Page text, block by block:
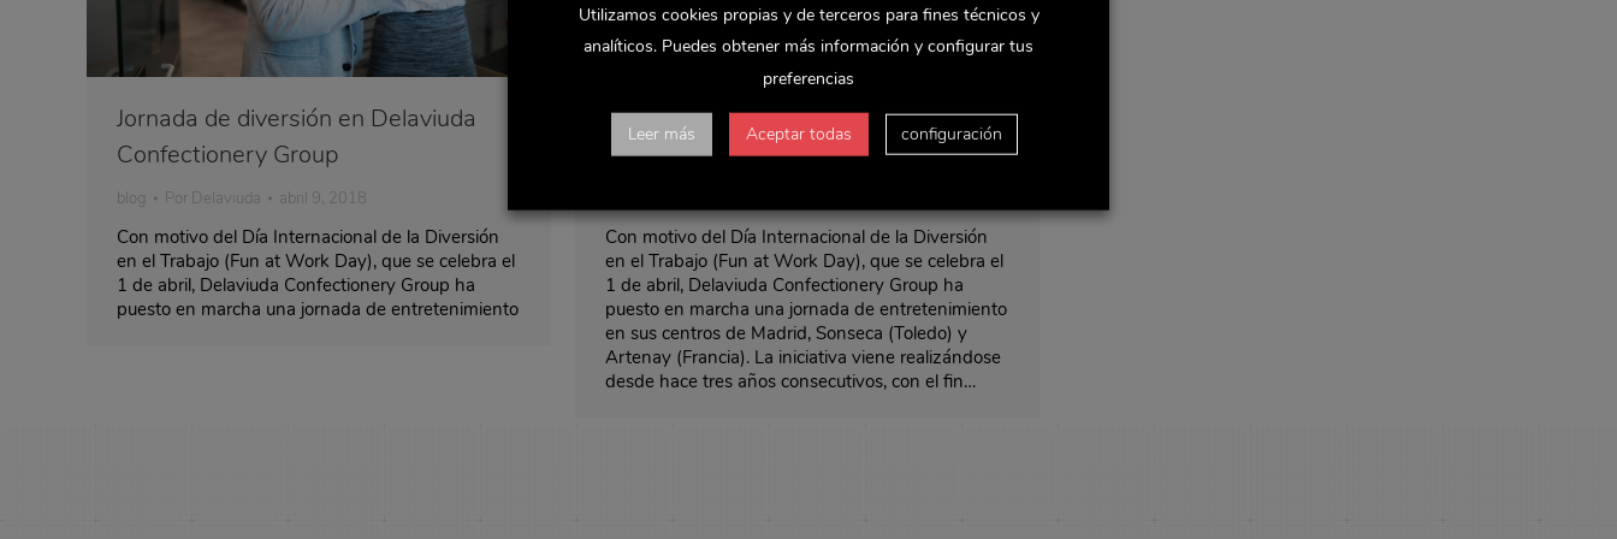
Jornada de diversión en Delaviuda
Confectionery Group
blog Por Delaviuda abril 9, 2018
Con motivo del Día Internacional de la Diversión
en el Trabajo (Fun at Work Day), que se celebra el
1 de abril, Delaviuda Confectionery Group ha
puesto en marcha una jornada de entretenimiento
Jornada de diversión en Delaviuda
Confectionery Group
Con motivo del Día Internacional de la Diversión
en el Trabajo (Fun at Work Day), que se celebra el
1 de abril, Delaviuda Confectionery Group ha
puesto en marcha una jornada de entretenimiento
en sus centros de Madrid, Sonseca (Toledo) y
Artenay (Francia). La iniciativa viene realizándose
desde hace tres años consecutivos, con el fin…
Utilizamos cookies propias y de terceros para fines técnicos y
analíticos. Puedes obtener más información y configurar tus
preferencias
Leer más Aceptar todas configuración